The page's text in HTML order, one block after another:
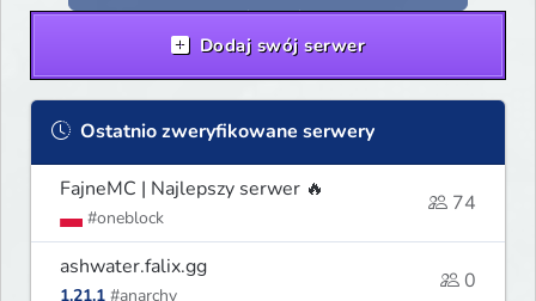
Dodaj swój serwer
Ostatnio zweryfikowane serwery
FajneMC | Najlepszy serwer 🔥
#oneblock
74
ashwater.falix.gg
1.21.1 #anarchy
0